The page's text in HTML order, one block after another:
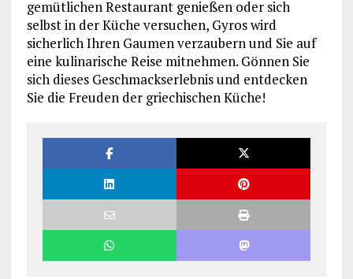
gemütlichen Restaurant genießen oder sich
selbst in der Küche versuchen, Gyros wird
sicherlich Ihren Gaumen verzaubern und Sie auf
eine kulinarische Reise mitnehmen. Gönnen Sie
sich dieses Geschmackserlebnis und entdecken
Sie die Freuden der griechischen Küche!